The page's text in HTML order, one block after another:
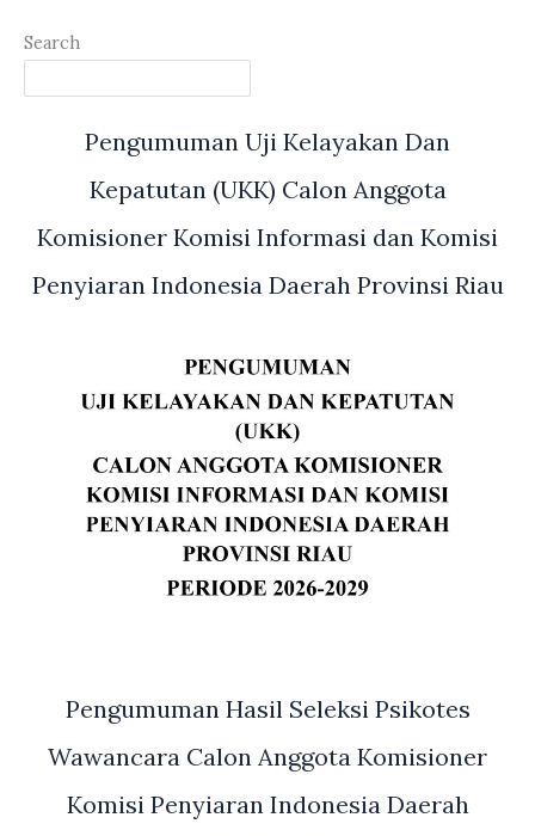
Sidak
ke
SPBU
Bio
Search
Pengumuman Uji Kelayakan Dan
Kepatutan (UKK) Calon Anggota
Komisioner Komisi Informasi dan Komisi
Penyiaran Indonesia Daerah Provinsi Riau
Pengumuman Hasil Seleksi Psikotes
Wawancara Calon Anggota Komisioner
Komisi Penyiaran Indonesia Daerah